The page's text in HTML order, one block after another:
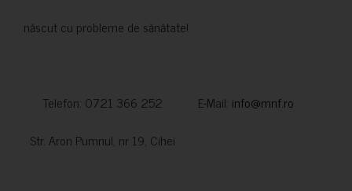
născut cu probleme de sănătate!
Telefon: 0721 366 252 E-Mail: info@mnf.ro
Str. Aron Pumnul, nr 19, Cihei